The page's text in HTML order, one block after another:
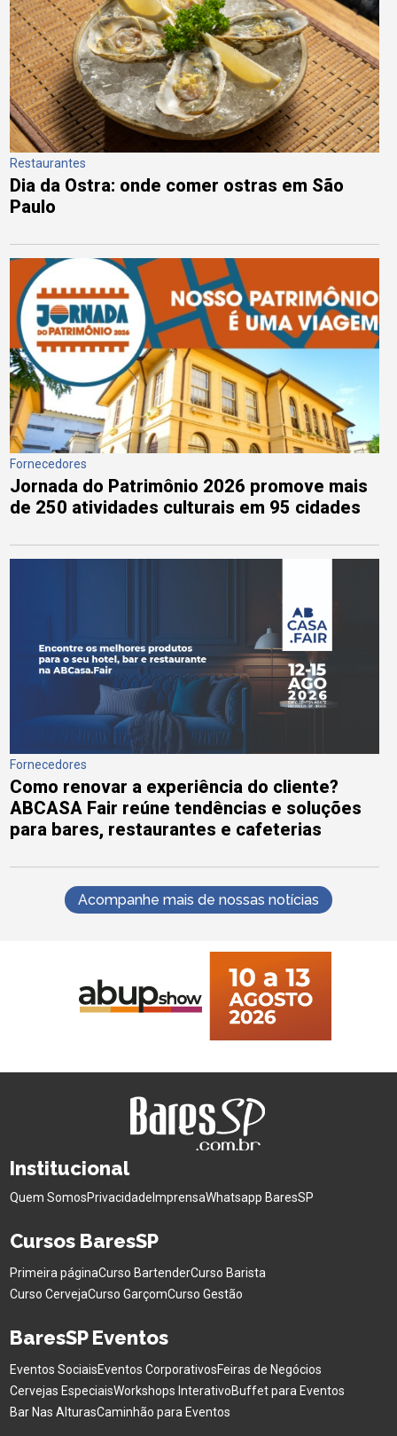
Restaurantes
Dia da Ostra: onde comer ostras em São
Paulo
Fornecedores
Jornada do Patrimônio 2026 promove mais
de 250 atividades culturais em 95 cidades
Fornecedores
Como renovar a experiência do cliente?
ABCASA Fair reúne tendências e soluções
para bares, restaurantes e cafeterias
Acompanhe mais de nossas notícias
Institucional
Quem SomosPrivacidade ImprensaWhatsapp BaresSP
Cursos BaresSP
Primeira páginaCurso BartenderCurso Barista
Curso CervejaCurso GarçomCurso Gestão
BaresSP Eventos
Eventos SociaisEventos CorporativosFeiras de Negócios
Cervejas EspeciaisWorkshops InterativoBuffet para Eventos
Bar Nas AlturasCaminhão para Eventos